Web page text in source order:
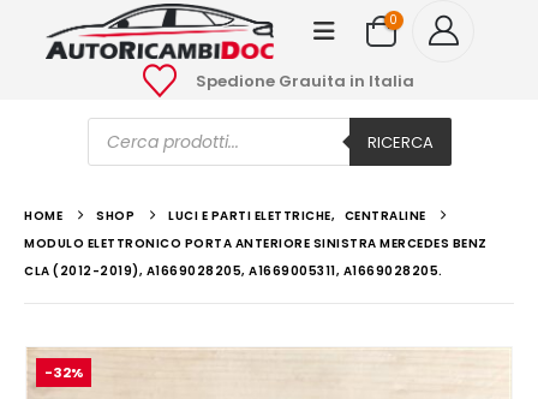
0
Spedione Grauita in Italia
Ricerca
prodotti RICERCA
HOME SHOP LUCI E PARTI ELETTRICHE, CENTRALINE
MODULO ELETTRONICO PORTA ANTERIORE SINISTRA MERCEDES BENZ
CLA (2012-2019), A1669028205, A1669005311, A1669028205.
-32%